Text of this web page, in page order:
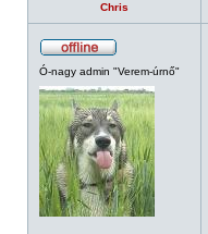
Chris
Ó-nagy admin "Verem-úrnő"